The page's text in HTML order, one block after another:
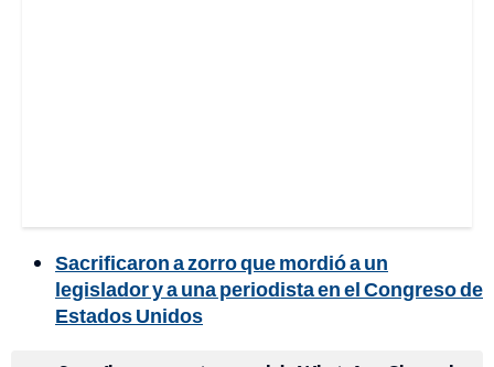
Sacrificaron a zorro que mordió a un
legislador y a una periodista en el Congreso de
Estados Unidos